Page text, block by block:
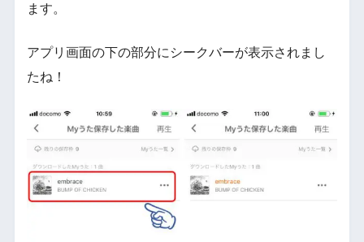
ます。
アプリ画面の下の部分にシークバーが表示されまし
たね！